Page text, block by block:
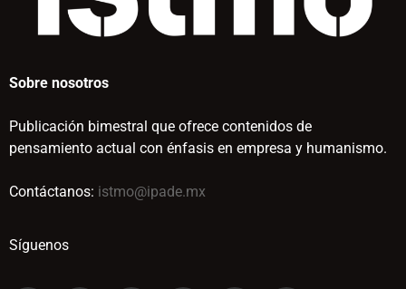
Sobre nosotros
Publicación bimestral que ofrece contenidos de
pensamiento actual con énfasis en empresa y humanismo.
Contáctanos: istmo@ipade.mx
Síguenos